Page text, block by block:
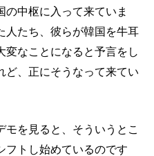
中枢に入って来ていま
人たち、彼らが韓国を牛耳
変なことになると予言をし
ど、正にそうなって来てい
を見ると、そういうとこ
フトし始めているのです